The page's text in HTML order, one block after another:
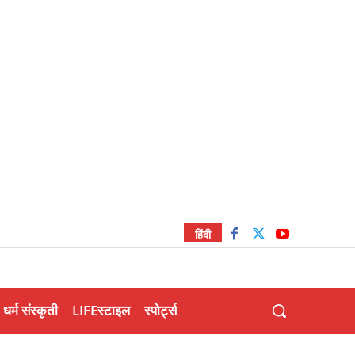
हिंदी
धर्म संस्कृती LIFEस्टाइल स्पोर्ट्स